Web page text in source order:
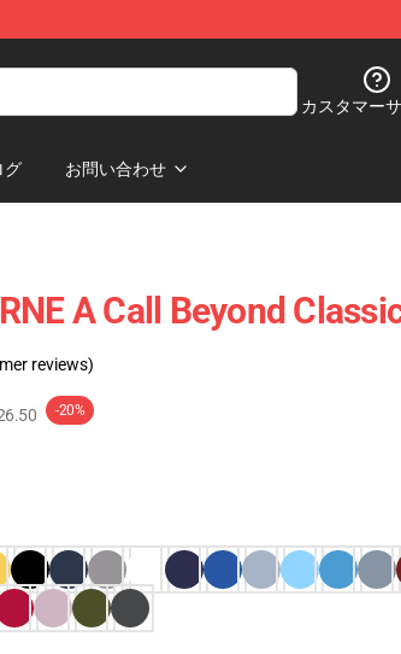
カスタマー
グ お問い合わせ
A Call Beyond
reviews)
-20%